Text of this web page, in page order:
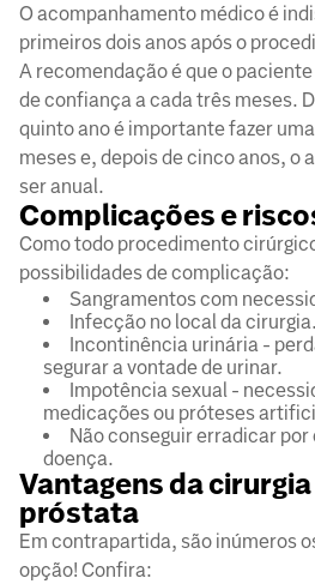
O acompanhamento médico é
primeiros dois anos após o
A recomendação é que o
de confiança a cada três meses.
quinto ano é importante fazer
meses e, depois de cinco anos, o
ser anual.
Complicações e
Como todo procedimento
possibilidades de complicação:
Sangramentos com
Infecção no local da cirurgia.
Incontinência urinária -
segurar a vontade de urinar.
Impotência sexual -
medicações ou próteses
Não conseguir erradicar
doença.
Vantagens da
próstata
Em contrapartida, são inúmeros
opção! Confira: